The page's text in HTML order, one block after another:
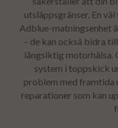
utsläppsgränser. En
Adblue-matningsenhet
– de kan också bidra
långsiktig motorhälsa.
system i toppskick
problem med framtida
reparationer som kan